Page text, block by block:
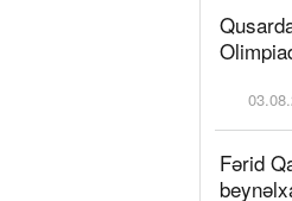
Fərid